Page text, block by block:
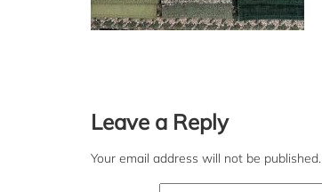
Leave a Reply
Your email address will not be published.